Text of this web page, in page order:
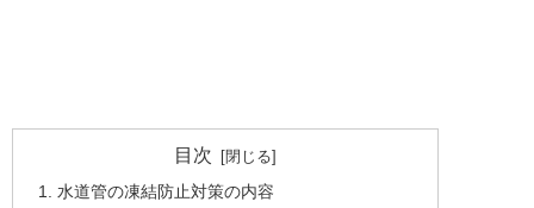
目次
水道管の凍結防止対策の内容